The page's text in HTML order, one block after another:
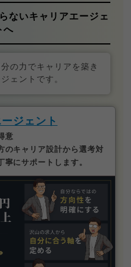
ないキャリアエージェ
へ
の力でキャリアを築き
ェントです。
ジェント
意
のキャリア設計から選考対
にサポートします。